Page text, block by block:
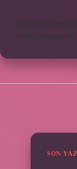
https://
https://
SON